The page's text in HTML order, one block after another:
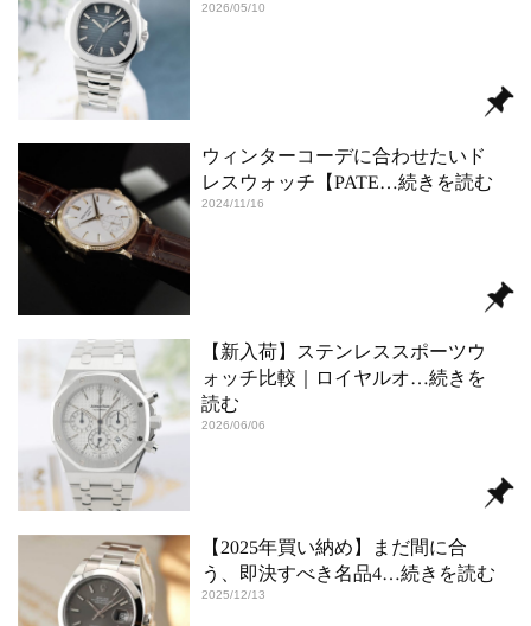
2026/05/10
ウィンターコーデに合わせたいド
レスウォッチ【PATE…続きを読む
2024/11/16
【新入荷】ステンレススポーツウ
ォッチ比較｜ロイヤルオ…続きを
読む
2026/06/06
【2025年買い納め】まだ間に合
う、即決すべき名品4…続きを読む
2025/12/13